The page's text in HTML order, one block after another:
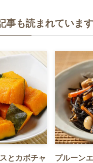
事も読まれています
とカボチャ
プルーン